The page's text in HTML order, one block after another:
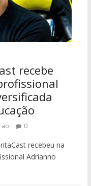
recebe
0
recebeu na
Adrianno